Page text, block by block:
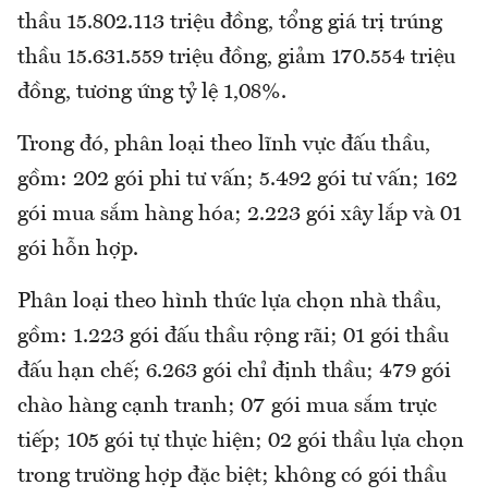
thầu 15.802.113 triệu đồng, tổng giá trị trúng
thầu 15.631.559 triệu đồng, giảm 170.554 triệu
đồng, tương ứng tỷ lệ 1,08%.
Trong đó, phân loại theo lĩnh vực đấu thầu,
gồm: 202 gói phi tư vấn; 5.492 gói tư vấn; 162
gói mua sắm hàng hóa; 2.223 gói xây lắp và 01
gói hỗn hợp.
Phân loại theo hình thức lựa chọn nhà thầu,
gồm: 1.223 gói đấu thầu rộng rãi; 01 gói thầu
đấu hạn chế; 6.263 gói chỉ định thầu; 479 gói
chào hàng cạnh tranh; 07 gói mua sắm trực
tiếp; 105 gói tự thực hiện; 02 gói thầu lựa chọn
trong trường hợp đặc biệt; không có gói thầu